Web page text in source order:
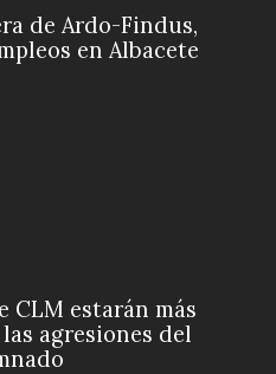
de Ardo-Findus,
en Albacete
CLM estarán más
agresiones del